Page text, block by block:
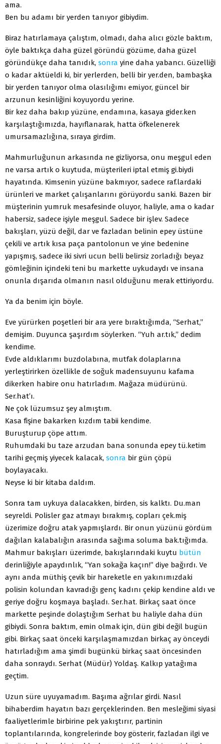
ama.
Ben bu adamı bir yerden tanıyor gibiydim.
Biraz hatırlamaya çalıştım, olmadı, daha alıcı gözle baktım,
öyle baktıkça daha güzel göründü gözüme, daha güzel
göründükçe daha tanıdık, sonra yine daha yabancı. Güzelliği
o kadar aktüeldi ki, bir yerlerden, belli bir yer.den, bambaşka
bir yerden tanıyor olma olasılığımı emi.yor, güncel bir
arzunun kesinliğini koyuyordu yerine.
Bir kez daha bakıp yüzüne, endamına, kasaya gider.ken
karşılaştığımızda, hayıflanarak, hatta öfkelenerek
umursamazlığına, sıraya girdim.
Mahmurluğunun arkasında ne gizliyorsa, onu meşgul eden
ne varsa artık o kuytuda, müşterileri iptal etmiş gi.biydi
hayatında. Kimsenin yüzüne bakmıyor, sadece raf.lardaki
ürünleri ve market çalışanlarını görüyordu sanki. Bazen bir
müşterinin yumruk mesafesinde oluyor, haliyle, ama o kadar
habersiz, sadece işiyle meşgul. Sadece bir işlev. Sadece
bakışları, yüzü değil, dar ve fazladan belinin epey üstüne
çekili ve artık kısa paça pantolonun ve yine bedenine
yapışmış, sadece iki sivri ucun belli belirsiz zorladığı beyaz
gömleğinin içindeki teni bu markette uykudaydı ve insana
onunla dışarıda olmanın nasıl olduğunu merak ettiriyordu.
Ya da benim için böyle.
Eve yürürken poşetleri bir ara yere bıraktığımda, “Serhat,”
demişim. Duyunca şaşırdım söylerken. “Yuh ar.tık,” dedim
kendime.
Evde aldıklarımı buzdolabına, mutfak dolaplarına
yerleştirirken özellikle de soğuk madensuyunu kafama
dikerken habire onu hatırladım. Mağaza müdürünü.
Ser.hat’ı.
Ne çok lüzumsuz şey almıştım.
Kasa fişine bakarken kızdım tabii kendime.
Buruşturup çöpe attım.
Ruhumdaki bu taze arzudan bana sonunda epey tü.ketim
tarihi geçmiş yiyecek kalacak, sonra bir gün çöpü
boylayacakı.
Neyse ki bir kitaba daldım.
Sonra tam uykuya dalacakken, birden, sis kalktı. Du.man
seyreldi. Polisler gaz atmayı bırakmış, copları çek.miş
üzerimize doğru atak yapmışlardı. Bir onun yüzünü gördüm
dağılan kalabalığın arasında sağıma soluma bak.tığımda.
Mahmur bakışları üzerimde, bakışlarındaki kuytu bütün
derinliğiyle apaydınlık, “Yan sokağa kaçın!” diye bağırdı. Ve
aynı anda müthiş çevik bir hareketle en yakınımızdaki
polisin kolundan kavradığı genç kadını çekip kendine aldı ve
geriye doğru koşmaya başladı. Ser.hat. Birkaç saat önce
markette peşinde dolaştığım Serhat bu haliyle daha dün
gibiydi. Sonra baktım, emin olmak için, dün gibi değil bugün
gibi. Birkaç saat önceki karşılaşmamızdan birkaç ay önceydi
hatırladığım ama şimdi bugünkü birkaç saat öncesinden
daha sonraydı. Serhat (Müdür) Yoldaş. Kalkıp yatağıma
geçtim.
Uzun süre uyuyamadım. Başıma ağrılar girdi. Nasıl
bihaberdim hayatın bazı gerçeklerinden. Ben mesleğimi siyasi
faaliyetlerimle birbirine pek yakıştırır, partinin
toplantılarında, kongrelerinde boy gösterir, fazladan ilgi ve